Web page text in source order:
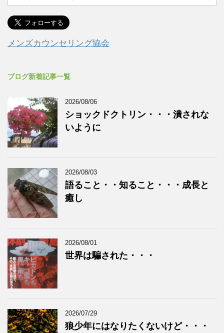
メンズカウンセリング協会
ブログ新着記事一覧
2026/08/06
ショックドクトリン・・・潰されな
いように
2026/08/03
語ること・・知ること・・・成長と
癒し
2026/08/01
世界は騙された・・・
2026/07/29
狼少年にはなりたくないけど・・・